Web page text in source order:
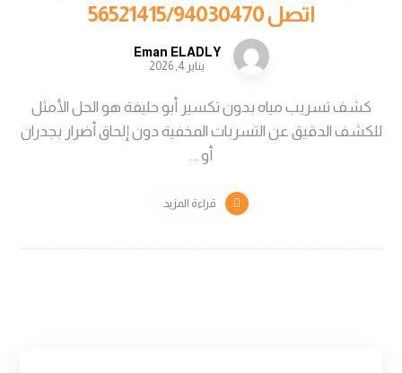
اتصل 56521415/94030470
Eman ELADLY
يناير 4, 2026
كشف تسريب مياه بدون تكسير أبو حليفة هو الحل الأمثل
للكشف الدقيق عن التسربات المخفية دون إلحاق أضرار بجدران
أو ...
قراءة المزيد